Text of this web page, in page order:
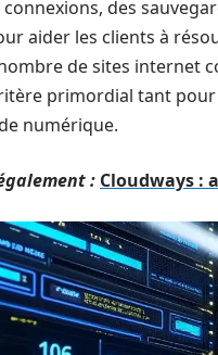
des
aider les clients à
de sites internet
primordial tant
numérique.
: Cloudways :